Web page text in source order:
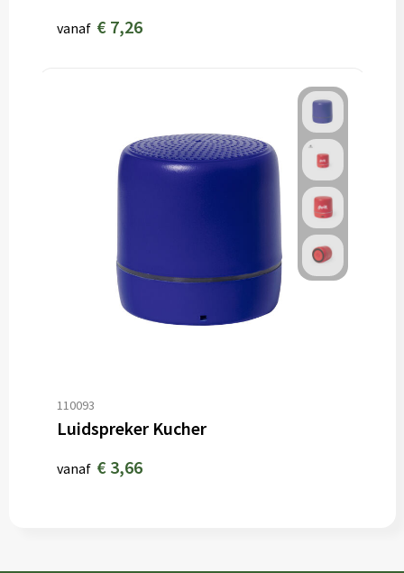
vanaf € 7,26
110093
Luidspreker Kucher
vanaf € 3,66